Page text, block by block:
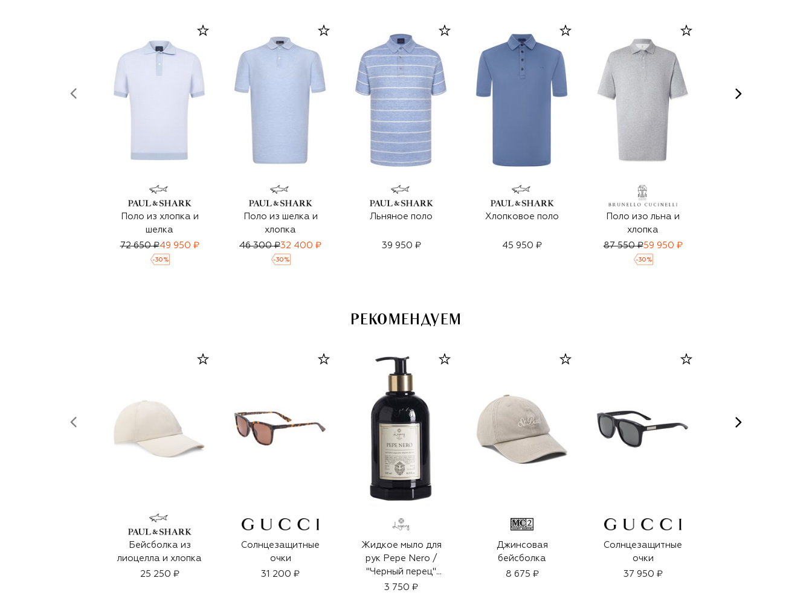
Поло из хлопка и
шелка
72 650 ₽49 950 ₽
-30 %
Поло из шелка и
хлопка
46 300 ₽32 400 ₽
-30 %
Льняное поло
39 950 ₽
Хлопковое поло
45 950 ₽
Поло изо льна и
хлопка
87 550 ₽59 950 ₽
-30 %
РЕКОМЕНДУЕМ
Бейсболка из
лиоцелла и хлопка
25 250 ₽
Солнцезащитные
очки
31 200 ₽
Жидкое мыло для
рук Pepe Nero /
"Черный перец"
(500ml)
3 750 ₽
Джинсовая
бейсболка
8 675 ₽
Солнцезащитные
очки
37 950 ₽